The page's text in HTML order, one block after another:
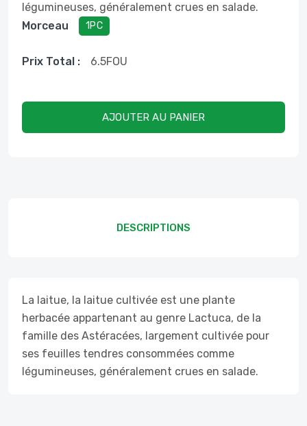
légumineuses, généralement crues en salade.
Morceau
1PC
Prix ​​total : 6.5FOU
AJOUTER AU PANIER
DESCRIPTIONS
La laitue, la laitue cultivée est une plante
herbacée appartenant au genre Lactuca, de la
famille des Astéracées, largement cultivée pour
ses feuilles tendres consommées comme
légumineuses, généralement crues en salade.